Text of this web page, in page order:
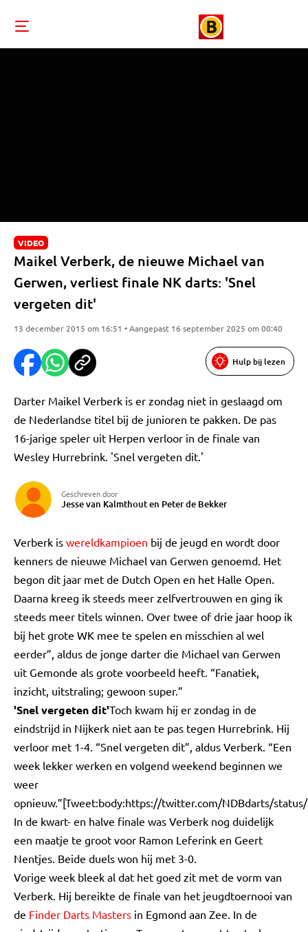
VIDEO
Maikel Verberk, de nieuwe Michael van
Gerwen, verliest finale NK darts: 'Snel
vergeten dit'
13 december 2015 om 16:51 • Aangepast 16 september 2025 om 00:40
Hulp bij lezen
Darter Maikel Verberk is er zondag niet in geslaagd om
de Nederlandse titel bij de junioren te pakken. De pas
16-jarige speler uit Herpen verloor in de finale van
Wesley Hurrebrink. 'Snel vergeten dit.'
Geschreven door
Jesse van Kalmthout en Peter de Bekker
Verberk is wereldkampioen bij de jeugd en wordt door
kenners de nieuwe Michael van Gerwen genoemd. Het
begon dit jaar met de Dutch Open en het Halle Open.
Daarna kreeg ik steeds meer zelfvertrouwen en ging ik
steeds meer titels winnen. Over twee of drie jaar hoop ik
bij het grote WK mee te spelen en misschien al wel
eerder”, aldus de jonge darter die Michael van Gerwen
uit Gemonde als grote voorbeeld heeft. “Fanatiek,
inzicht, uitstraling; gewoon super.”
'Snel vergeten dit'Toch kwam hij er zondag in de
eindstrijd in Nijkerk niet aan te pas tegen Hurrebrink. Hij
verloor met 1-4. “Snel vergeten dit”, aldus Verberk. “Een
week lekker werken en volgend weekend beginnen we
weer
opnieuw.”[Tweet:body:https://twitter.com/NDBdarts/
In de kwart- en halve finale was Verberk nog duidelijk
een maatje te groot voor Ramon Leferink en Geert
Nentjes. Beide duels won hij met 3-0.
Vorige week bleek al dat het goed zit met de vorm van
Verberk. Hij bereikte de finale van het jeugdtoernooi van
de Finder Darts Masters in Egmond aan Zee. In de